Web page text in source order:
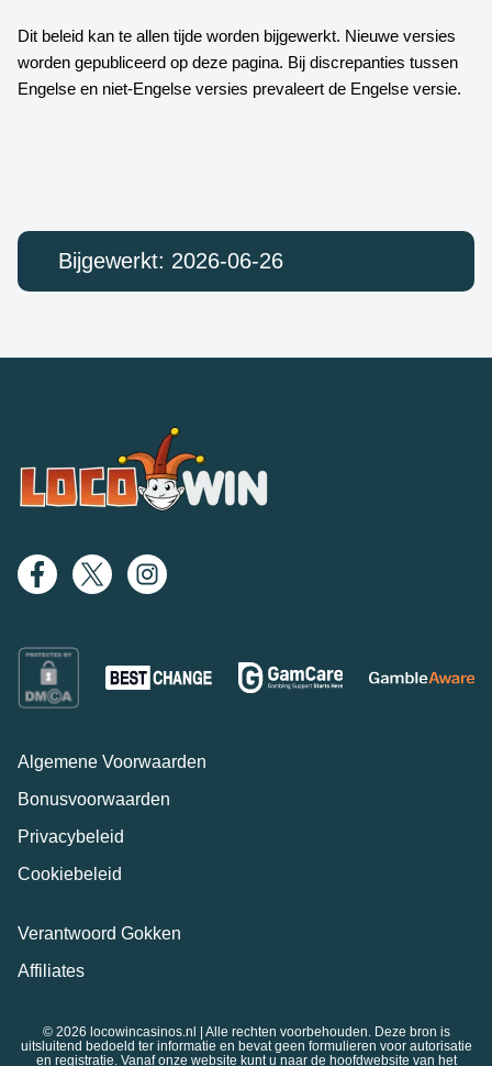
Dit beleid kan te allen tijde worden bijgewerkt. Nieuwe versies
worden gepubliceerd op deze pagina. Bij discrepanties tussen
Engelse en niet-Engelse versies prevaleert de Engelse versie.
Bijgewerkt: 2026-06-26
Algemene Voorwaarden
Bonusvoorwaarden
Privacybeleid
Cookiebeleid
Verantwoord Gokken
Affiliates
© 2026 locowincasinos.nl | Alle rechten voorbehouden. Deze bron is
uitsluitend bedoeld ter informatie en bevat geen formulieren voor autorisatie
en registratie. Vanaf onze website kunt u naar de hoofdwebsite van het